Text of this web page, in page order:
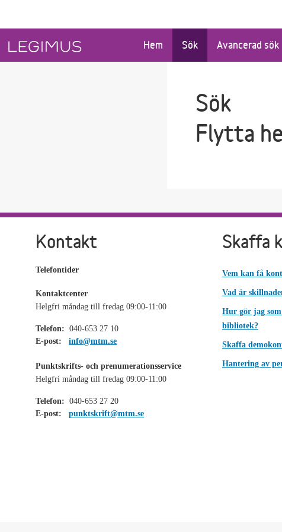
Hem Sök Avancerad sök
Sök
Flytta
Kontakt
Telefontider
Kontaktcenter
Helgfri måndag till fredag 09:00-11:00
Telefon: 040-653 27 10
E-post:
info@mtm.se
Punktskrifts- och prenumerationsservice
Helgfri måndag till fredag 09:00-11:00
Telefon: 040-653 27 20
E-post:
punktskrift@mtm.se
Skaffa
Vem kan få
Vad är
Hur gör jag
bibliotek?
Skaffa
Hantering av